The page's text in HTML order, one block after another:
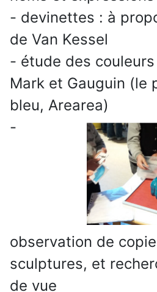
- devinettes : à
de Van Kessel
- étude des
Mark et Gauguin (le
bleu, Arearea)
-
observation de
sculptures, et
de vue